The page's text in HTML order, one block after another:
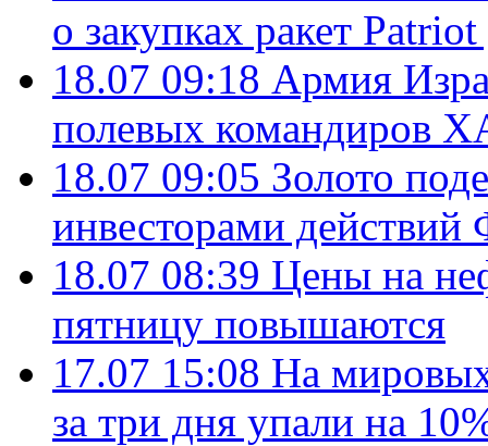
о закупках ракет
18.07 09:18 Армия
полевых командиров
18.07 09:05 Золото
инвесторами
18.07 08:39 Цены на
пятницу повышаются
17.07 15:08 На
за три дня упали на